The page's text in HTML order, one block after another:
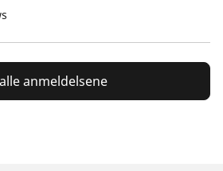
anmeldelsene